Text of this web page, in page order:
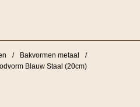
/ Bakvormen metaal
/
Blauw Staal (20cm)